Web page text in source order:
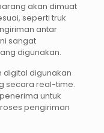
akan dimuat
seperti truk
antar
sangat
digunakan.
digital digunakan
secara real-time.
untuk
pengiriman